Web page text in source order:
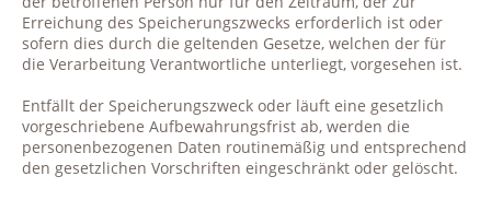
Erreichung des Speicherungszwecks erforderlich ist oder
sofern dies durch die geltenden Gesetze, welchen der für
die Verarbeitung Verantwortliche unterliegt, vorgesehen ist.
Entfällt der Speicherungszweck oder läuft eine gesetzlich
vorgeschriebene Aufbewahrungsfrist ab, werden die
personenbezogenen Daten routinemäßig und entsprechend
den gesetzlichen Vorschriften eingeschränkt oder gelöscht.